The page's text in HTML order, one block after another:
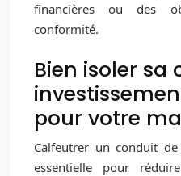
financières ou des
conformité.
Bien isoler sa
pour votre
Calfeutrer un conduit
essentielle pour